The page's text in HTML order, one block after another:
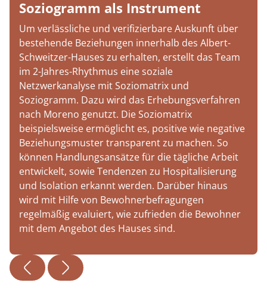
Soziogramm als Instrument
Um verlässliche und verifizierbare Auskunft über
bestehende Beziehungen innerhalb des Albert-
Schweitzer-Hauses zu erhalten, erstellt das Team
im 2-Jahres-Rhythmus eine soziale
Netzwerkanalyse mit Soziomatrix und
Soziogramm. Dazu wird das Erhebungsverfahren
nach Moreno genutzt. Die Soziomatrix
beispielsweise ermöglicht es, positive wie negative
Beziehungsmuster transparent zu machen. So
können Handlungsansätze für die tägliche Arbeit
entwickelt, sowie Tendenzen zu Hospitalisierung
und Isolation erkannt werden. Darüber hinaus
wird mit Hilfe von Bewohnerbefragungen
regelmäßig evaluiert, wie zufrieden die Bewohner
mit dem Angebot des Hauses sind.